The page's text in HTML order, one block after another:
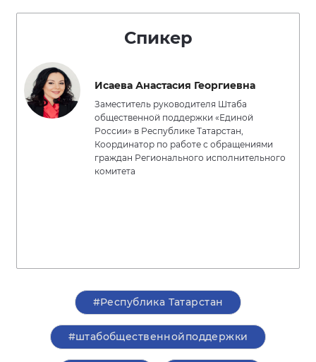
Спикер
Исаева Анастасия Георгиевна
Заместитель руководителя Штаба
общественной поддержки «Единой
России» в Республике Татарстан,
Координатор по работе с обращениями
граждан Регионального исполнительного
комитета
#Республика Татарстан
#штабобщественнойподдержки